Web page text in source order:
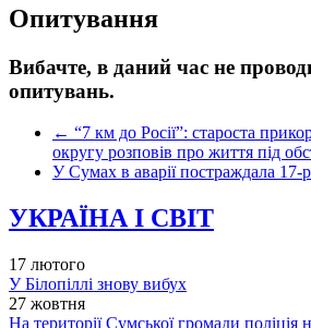
Опитування
Вибачте, в даний час не
опитувань.
← “7 км до Росії”: староста
округу розповів про життя під
У Сумах в аварії постраждала 17-
УКРАЇНА І СВІТ
17 лютого
У Білопіллі знову вибух
27 жовтня
На території Сумської громади поліція